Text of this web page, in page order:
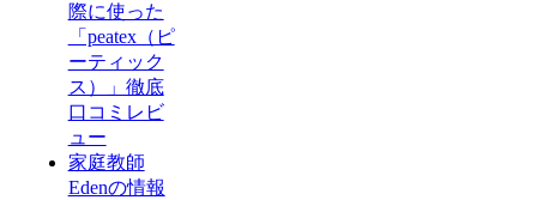
際に使った
「peatex（ピ
ーティック
ス）」徹底
口コミレビ
ュー
家庭教師
Edenの情報